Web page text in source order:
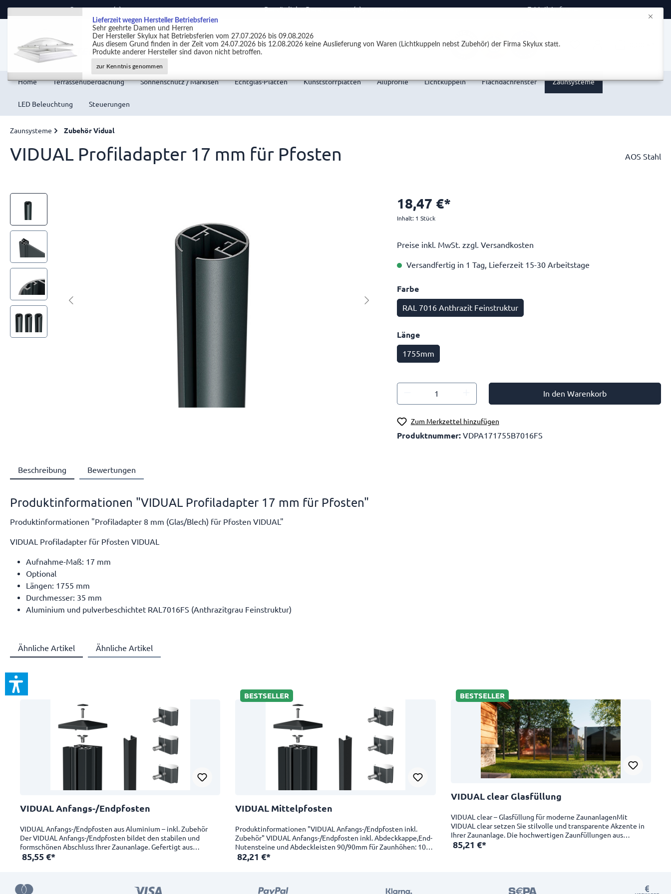
Support +49 (0)2301 9889540 Persönliche Beratung +49 (0)2301 9889540 E-Mail Anfrage
Home Terrassenüberdachung Sonnenschutz / Markisen Echtglas-Platten Kunststoffplatten Aluprofile Lichtkuppeln Flachdachfenster Zaunsysteme
LED Beleuchtung Steuerungen
Zaunsysteme Zubehör Vidual
VIDUAL Profiladapter 17 mm für Pfosten AOS Stahl
18,47 €*
Inhalt: 1 Stück
Preise inkl. MwSt. zzgl. Versandkosten
Versandfertig in 1 Tag, Lieferzeit 15-30 Arbeitstage
Farbe
RAL 7016 Anthrazit Feinstruktur
Länge
1755mm
In den Warenkorb
Zum Merkzettel hinzufügen
Produktnummer: VDPA171755B7016FS
Beschreibung Bewertungen
Produktinformationen "VIDUAL Profiladapter 17 mm für Pfosten"
Produktinformationen "Profiladapter 8 mm (Glas/Blech) für Pfosten VIDUAL"
VIDUAL Profiladapter für Pfosten VIDUAL
Aufnahme-Maß: 17 mm
Optional
Längen: 1755 mm
Durchmesser: 35 mm
Aluminium und pulverbeschichtet RAL7016FS (Anthrazitgrau Feinstruktur)
Ähnliche Artikel Ähnliche Artikel
VIDUAL Anfangs-/Endpfosten
VIDUAL Anfangs-/Endpfosten aus Aluminium – inkl. Zubehör
Der VIDUAL Anfangs-/Endpfosten bildet den stabilen und
formschönen Abschluss Ihrer Zaunanlage. Gefertigt aus
langlebigem, pulverbeschichtetem Aluminium in RAL 7016
verschiedener Längen eignet sich der Pfosten optimal für
Zaunhöhen von 1000 mm bis 1800 mm. Im Lieferumfang ist
85,55 €*
BESTSELLER
VIDUAL Mittelpfosten
Produktinformationen "VIDUAL Anfangs-/Endpfosten inkl.
Zubehör" VIDUAL Anfangs-/Endpfosten inkl. Abdeckkappe,End-
Nutensteine und Abdeckleisten 90/90mm für Zaunhöhen: 1000
mm bis 1800 mm Pfostenlängen: 1040 mm bis 2400 mm aus
82,21 €*
BESTSELLER
VIDUAL clear Glasfüllung
VIDUAL clear – Glasfüllung für moderne ZaunanlagenMit
VIDUAL clear setzen Sie stilvolle und transparente Akzente in
Ihrer Zaunanlage. Die hochwertigen Zaunfüllungen aus
Einscheiben-Sicherheitsglas (ESG) bieten nicht nur eine
lichtdurchflutete Grundstücksgrenzen mit
85,21 €*
Lieferzeit wegen Hersteller Betriebsferien
Sehr geehrte Damen und Herren
Der Hersteller Skylux hat Betriebsferien vom 27.07.2026 bis 09.08.2026
Aus diesem Grund finden in der Zeit vom 24.07.2026 bis 12.08.2026 keine Auslieferung von Waren (Lichtkuppeln nebst Zubehör) der Firma Skylux statt.
Produkte anderer Hersteller sind davon nicht betroffen.
zur Kenntnis genommen